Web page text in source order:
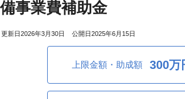
備事業費補助金
2026年3月30日 2025年6月15日
上限金額・助成額 300万